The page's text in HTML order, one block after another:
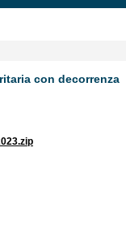
con decorrenza